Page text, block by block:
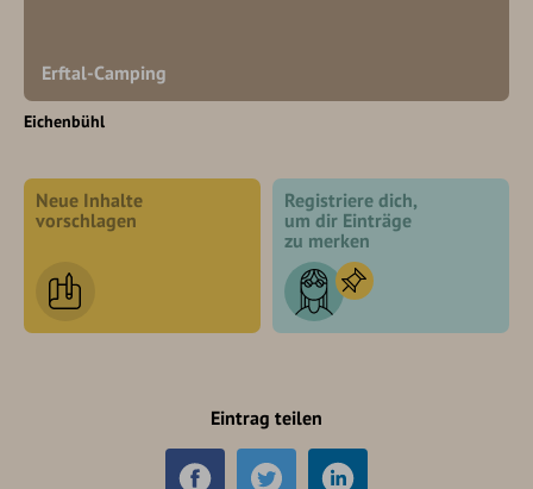
Erftal-Camping
Eichenbühl
Neue Inhalte
vorschlagen
Registriere dich,
um dir Einträge
zu merken
Eintrag teilen